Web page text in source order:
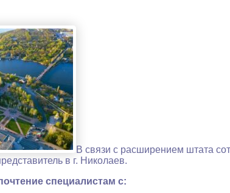
В связи с расширением штата
в г. Николаев.
специалистам с: